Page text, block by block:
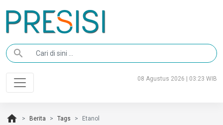
search
08 Agustus 2026 | 03:23 WIB
home Berita Tags Etanol